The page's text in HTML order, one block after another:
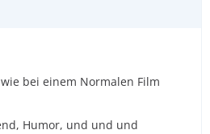
bei einem Normalen Film
Humor, und und und